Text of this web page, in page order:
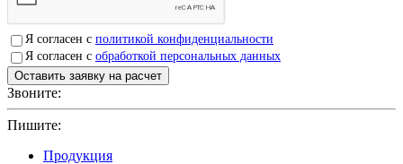
Я согласен с политикой конфиденциальности
Я согласен с обработкой персональных данных
Звоните:
Пишите:
Продукция